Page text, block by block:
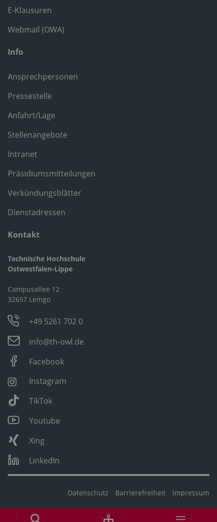
E-Klausuren
Webmail (OWA)
Info
Ansprechpersonen
Pressestelle
Anfahrt/Lage
Stellenangebote
Intranet
Präsidiumsmitteilungen
Verkündungsblätter
Dienstadressen
Kontakt
Technische Hochschule
Ostwestfalen-Lippe
Campusallee 12
32657 Lemgo
+49 5261 702 0
info@th-owl.de
Facebook
Instagram
TikTok
Youtube
Xing
LinkedIn
Datenschutz Barrierefreiheit Impressum